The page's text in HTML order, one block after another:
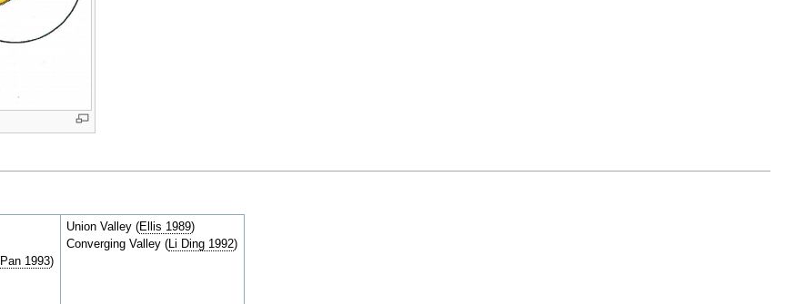
Pan 1993)
Union Valley (Ellis 1989)
Converging Valley ( Li Ding 1992)